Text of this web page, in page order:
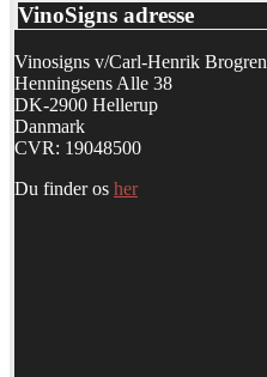
VinoSigns adresse
Vinosigns v/Carl-Henrik Brogren
Henningsens Alle 38
DK-2900 Hellerup
Danmark
CVR: 19048500
Du finder os her